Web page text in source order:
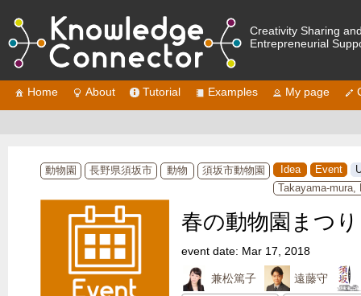
Creativity Sharing
Entrepreneurial
Home About Tutorial Examples My page
動物園 長野県須坂市 動物 須坂市動物園 Idea Event
Takayama-
春の動物園まつ
event date: Mar 17, 2018
兼松篤子 遠藤守